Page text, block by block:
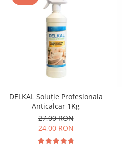
DELKAL Soluție Profesionala
Anticalcar 1Kg
27,00 RON
24,00 RON